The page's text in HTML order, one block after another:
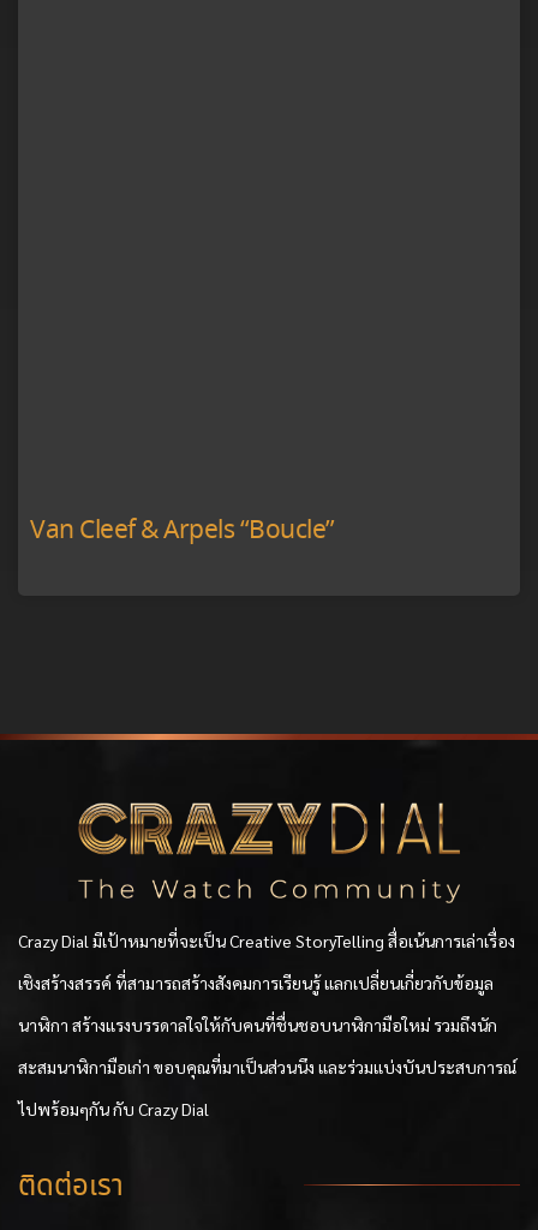
Van Cleef & Arpels “Boucle”
Crazy Dial มีเป้าหมายที่จะเป็น Creative StoryTelling สื่อเน้นการเล่าเรื่อง
เชิงสร้างสรรค์ ที่สามารถสร้างสังคมการเรียนรู้ แลกเปลี่ยนเกี่ยวกับข้อมูล
นาฬิกา สร้างแรงบรรดาลใจให้กับคนที่ชื่นชอบนาฬิกามือใหม่ รวมถึงนัก
สะสมนาฬิกามือเก่า ขอบคุณที่มาเป็นส่วนนึง และร่วมแบ่งบันประสบการณ์
ไปพร้อมๆกัน กับ Crazy Dial
ติดต่อเรา